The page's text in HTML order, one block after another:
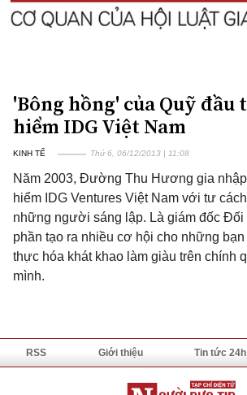
'Bông hồng' của Quỹ đầu
hiểm IDG Việt Nam
KINH TẾ Thứ 6, 06/12/2013 | 11:08
Năm 2003, Đường Thu Hương gia
hiểm IDG Ventures Việt Nam với tư
những người sáng lập. Là giám đốc Đối
phần tạo ra nhiều cơ hội cho những
thực hóa khát khao làm giàu trên chính
mình.
RSS Giới thiệu Tin tức 24h